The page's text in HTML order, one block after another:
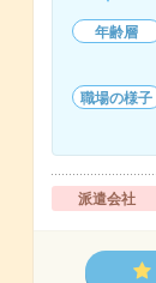
年齢層
職場の様子
派遣会社